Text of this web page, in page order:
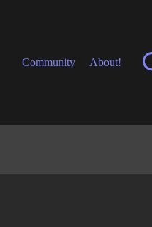
Community About!